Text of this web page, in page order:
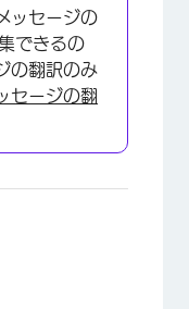
ッセージの
できるの
の翻訳のみ
セージの翻